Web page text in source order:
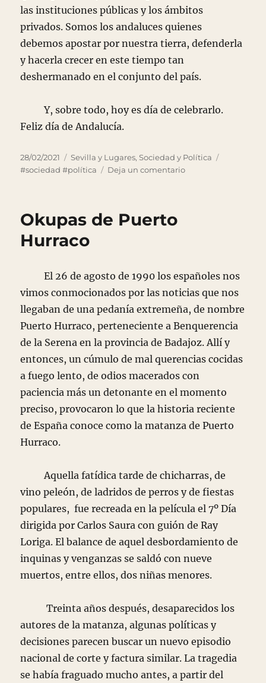
las instituciones públicas y los ámbitos
privados. Somos los andaluces quienes
debemos apostar por nuestra tierra, defenderla
y hacerla crecer en este tiempo tan
deshermanado en el conjunto del país.
Y, sobre todo, hoy es día de celebrarlo.
Feliz día de Andalucía.
Publicado
el
28/02/2021 Categorías
Sevilla y Lugares,Sociedad y Política
#sociedad #política
Deja un comentarioen
Okupas de Puerto
Hurraco
El 26 de agosto de 1990 los españoles nos
vimos conmocionados por las noticias que nos
llegaban de una pedanía extremeña, de nombre
Puerto Hurraco, perteneciente a Benquerencia
de la Serena en la provincia de Badajoz. Allí y
entonces, un cúmulo de mal querencias cocidas
a fuego lento, de odios macerados con
paciencia más un detonante en el momento
preciso, provocaron lo que la historia reciente
de España conoce como la matanza de Puerto
Hurraco.
Aquella fatídica tarde de chicharras, de
vino peleón, de ladridos de perros y de fiestas
populares, fue recreada en la película el 7º Día
dirigida por Carlos Saura con guión de Ray
Loriga. El balance de aquel desbordamiento de
inquinas y venganzas se saldó con nueve
muertos, entre ellos, dos niñas menores.
Treinta años después, desaparecidos los
autores de la matanza, algunas políticas y
decisiones parecen buscar un nuevo episodio
nacional de corte y factura similar. La tragedia
se había fraguado mucho antes, a partir del